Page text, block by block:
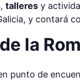
, talleres y
y contará
la
punto de